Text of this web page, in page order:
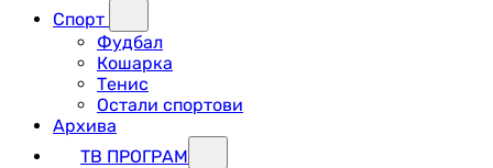
Спорт
Фудбал
Кошарка
Тенис
Остали спортови
Архива
ТВ ПРОГРАМ